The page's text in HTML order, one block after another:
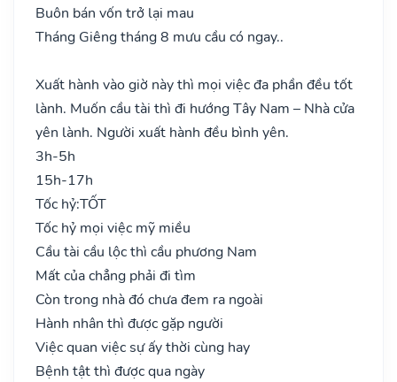
Buôn bán vốn trở lại mau
Tháng Giêng tháng 8 mưu cầu có ngay..
Xuất hành vào giờ này thì mọi việc đa phần đều tốt
lành. Muốn cầu tài thì đi hướng Tây Nam – Nhà cửa
yên lành. Người xuất hành đều bình yên.
3h-5h
15h-17h
Tốc hỷ:TỐT
Tốc hỷ mọi việc mỹ miều
Cầu tài cầu lộc thì cầu phương Nam
Mất của chẳng phải đi tìm
Còn trong nhà đó chưa đem ra ngoài
Hành nhân thì được gặp người
Việc quan việc sự ấy thời cùng hay
Bệnh tật thì được qua ngày